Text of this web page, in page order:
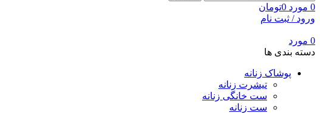
0 مورد 0تومان
ورود / ثبت نام
0 مورد
دسته بندی ها
پوشاک زنانه
تیشرت زنانه
ست خانگی زنانه
ست زنانه